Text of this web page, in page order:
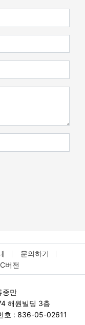
문의하기
버전
종만
해원빌딩 3층
호 : 836-05-02611